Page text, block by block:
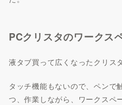
PCクリスタのワークス
液タブ買って広くなったクリス
タッチ機能もないので、ペンで
つ、作業しながら、ワークスペ